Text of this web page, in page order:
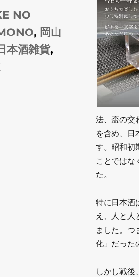
法、盃の交
を含め、日
す。昭和初
ことではな
た。
特に日本酒
え、人と人
ました。つ
化」だった
しかし戦後
NO
, 岡山
本酒雑貨,